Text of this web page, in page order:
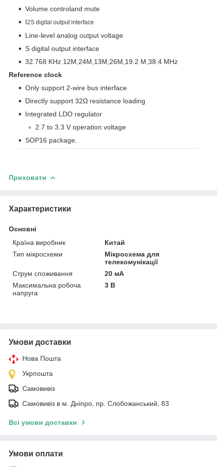
Volume controland mute
I2S digital output interface
Line-level analog output voltage
S digital output interface
32.768 KHz 12M,24M,13M,26M,19.2 M,38.4 MHz
Reference clock
Only support 2-wire bus interface
Directly support 32Ω resistance loading
Integrated LDO regulator
2.7 to 3.3 V operation voltage
SOP16 package.
Приховати
Характеристики
Основні
Країна виробник
Китай
Тип мікросхеми
Мікросхема для
телекомунікації
Струм споживання
20 мА
Максимальна робоча
напруга
3 В
Умови доставки
Нова Пошта
Укрпошта
Самовивіз
Самовивіз в м. Дніпро, пр. Слобожанський, 83
Всі умови доставки
Умови оплати